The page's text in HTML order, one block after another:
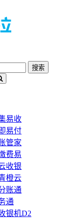
易收
易付
管家
费易
收银
橙云
账通
通
银机D2